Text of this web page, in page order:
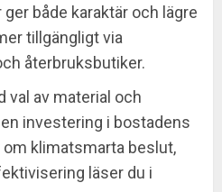
både karaktär och lägre
tillgängligt via
återbruksbutiker.
val av material och
investering i bostadens
om klimatsmarta beslut,
läser du i